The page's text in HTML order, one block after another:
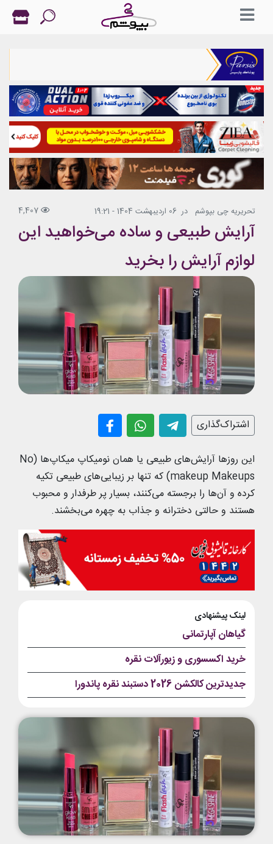
تحریریه چی بپوشم در 06 اردیبهشت 1404 - 19:21 4,407
آرایش طبیعی و ساده می‌خواهید این
لوازم آرایش را بخرید
اشتراک‌گذاری
این روزها آرایش‌های طبیعی یا همان نومیکاپ میکاپ‌ها (No
makeup Makeups) که تنها بر زیبایی‌های طبیعی تکیه
کرده و آن‌ها را برجسته می‌کنند، بسیار پر طرفدار و محبوب
هستند و حالتی دخترانه و جذاب به چهره می‌بخشند.
لینک پیشنهادی
گیاهان آپارتمانی
خرید اکسسوری و زیورآلات نقره
جدیدترین کالکشن 2026 دستبند نقره پاندورا